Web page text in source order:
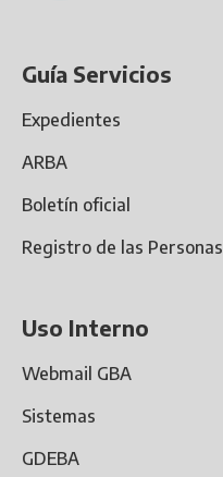
Guía Servicios
Expedientes
ARBA
Boletín oficial
Registro de las Personas
Uso Interno
Webmail GBA
Sistemas
GDEBA